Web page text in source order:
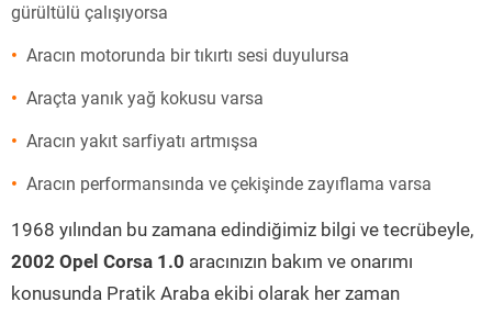
gürültülü çalışıyorsa
Aracın motorunda bir tıkırtı sesi duyulursa
Araçta yanık yağ kokusu varsa
Aracın yakıt sarfiyatı artmışsa
Aracın performansında ve çekişinde zayıflama varsa
1968 yılından bu zamana edindiğimiz bilgi ve tecrübeyle,
2002 Opel Corsa 1.0 aracınızın bakım ve onarımı
konusunda Pratik Araba ekibi olarak her zaman